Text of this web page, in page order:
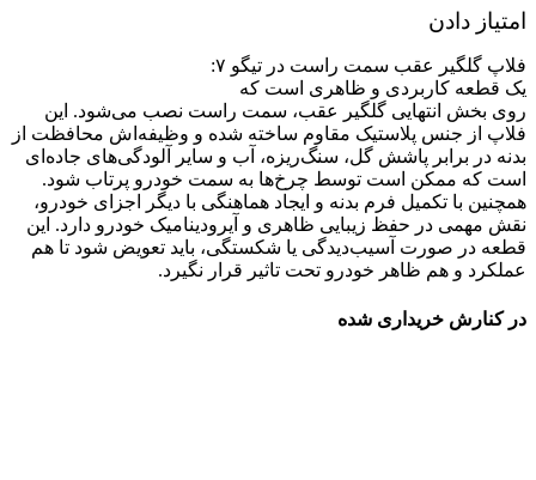
امتیاز دادن
فلاپ گلگیر عقب سمت راست در تیگو ۷:
یک قطعه کاربردی و ظاهری است که
روی بخش انتهایی گلگیر عقب، سمت راست نصب می‌شود. این
فلاپ از جنس پلاستیک مقاوم ساخته شده و وظیفه‌اش محافظت از
بدنه در برابر پاشش گل، سنگ‌ریزه، آب و سایر آلودگی‌های جاده‌ای
است که ممکن است توسط چرخ‌ها به سمت خودرو پرتاب شود.
همچنین با تکمیل فرم بدنه و ایجاد هماهنگی با دیگر اجزای خودرو،
نقش مهمی در حفظ زیبایی ظاهری و آیرودینامیک خودرو دارد. این
قطعه در صورت آسیب‌دیدگی یا شکستگی، باید تعویض شود تا هم
عملکرد و هم ظاهر خودرو تحت تاثیر قرار نگیرد.
در کنارش خریداری شده